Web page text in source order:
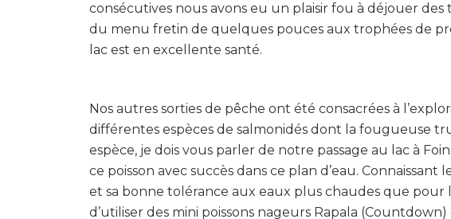
consécutives nous avons eu un plaisir fou à déjouer
du menu fretin de quelques pouces aux trophées de
lac est en excellente santé.
Nos autres sorties de pêche ont été consacrées à
différentes espèces de salmonidés dont la fougueuse
espèce, je dois vous parler de notre passage au lac à
ce poisson avec succès dans ce plan d’eau.
et sa bonne tolérance aux eaux plus chaudes que pour
d’utiliser des mini poissons nageurs Rapala